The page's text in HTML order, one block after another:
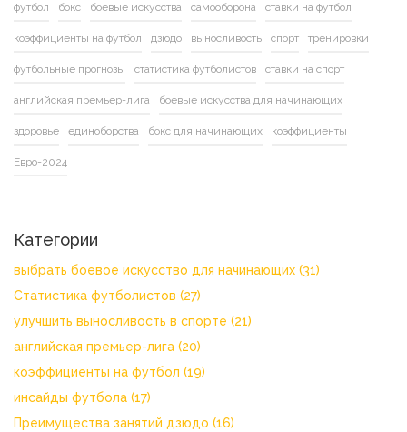
футбол бокс боевые искусства самооборона ставки на футбол
коэффициенты на футбол дзюдо выносливость спорт тренировки
футбольные прогнозы статистика футболистов ставки на спорт
английская премьер-лига боевые искусства для начинающих
здоровье единоборства бокс для начинающих коэффициенты
Евро-2024
Категории
выбрать боевое искусство для начинающих (31)
Статистика футболистов (27)
улучшить выносливость в спорте (21)
английская премьер-лига (20)
коэффициенты на футбол (19)
инсайды футбола (17)
Преимущества занятий дзюдо (16)